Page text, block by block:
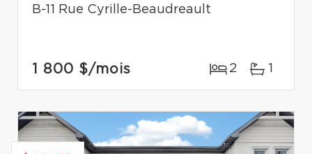
B-11 Rue Cyrille-Beaudreault
1 800 $/mois 2 1